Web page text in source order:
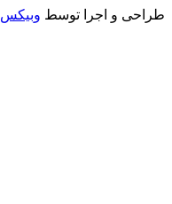
طراحی و اجرا توسط وبیکس